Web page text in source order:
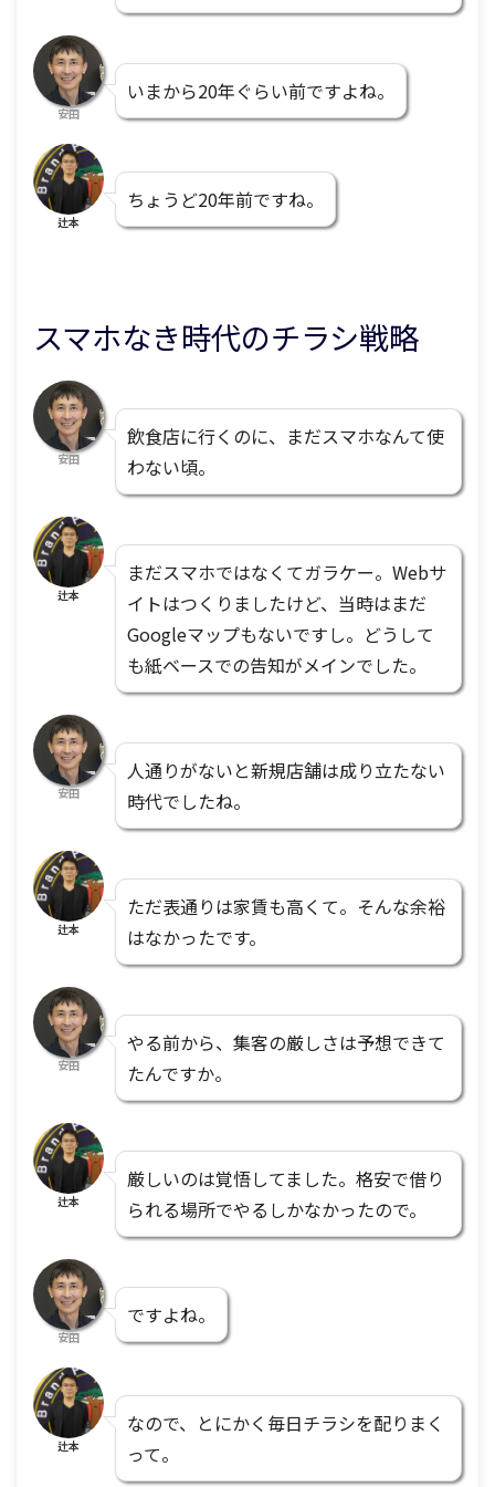
安田
いまから20年ぐらい前ですよね。
辻本
ちょうど20年前ですね。
スマホなき時代のチラシ戦略
安田
飲食店に行くのに、まだスマホなんて使
わない頃。
辻本
まだスマホではなくてガラケー。Webサ
イトはつくりましたけど、当時はまだ
Googleマップもないですし。どうして
も紙ベースでの告知がメインでした。
安田
人通りがないと新規店舗は成り立たない
時代でしたね。
辻本
ただ表通りは家賃も高くて。そんな余裕
はなかったです。
安田
やる前から、集客の厳しさは予想できて
たんですか。
辻本
厳しいのは覚悟してました。格安で借り
られる場所でやるしかなかったので。
安田
ですよね。
辻本
なので、とにかく毎日チラシを配りまく
って。